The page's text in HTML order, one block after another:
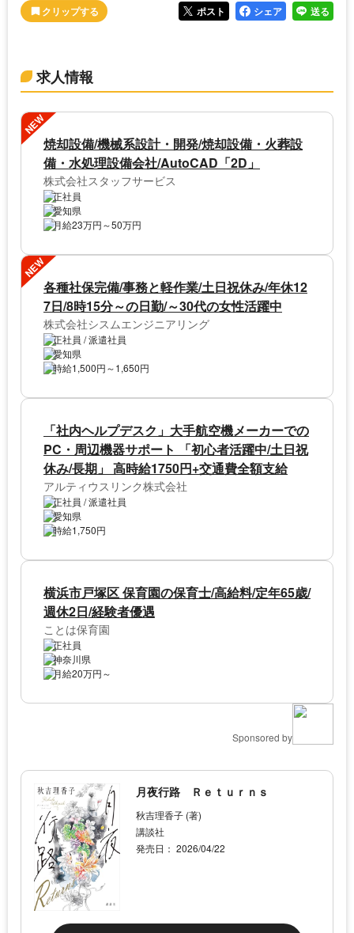
ポスト シェア 送る
求人情報
NEW
焼却設備/機械系設計・開発/焼却設備・火葬設
備・水処理設備会社/AutoCAD「2D」
株式会社スタッフサービス
正社員
愛知県
月給23万円～50万円
NEW
各種社保完備/事務と軽作業/土日祝休み/年休12
7日/8時15分～の日勤/～30代の女性活躍中
株式会社シスムエンジニアリング
正社員 / 派遣社員
愛知県
時給1,500円～1,650円
「社内ヘルプデスク」大手航空機メーカーでの
PC・周辺機器サポート 「初心者活躍中/土日祝
休み/長期」 高時給1750円+交通費全額支給
アルティウスリンク株式会社
正社員 / 派遣社員
愛知県
時給1,750円
横浜市戸塚区 保育園の保育士/高給料/定年65歳/
週休2日/経験者優遇
ことは保育園
正社員
神奈川県
月給20万円～
Sponsored by
月夜行路 Ｒｅｔｕｒｎｓ
秋吉理香子 (著)
講談社
発売日： 2026/04/22